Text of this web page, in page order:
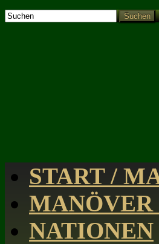
Suchen
START /
MANÖVER
NATIONEN